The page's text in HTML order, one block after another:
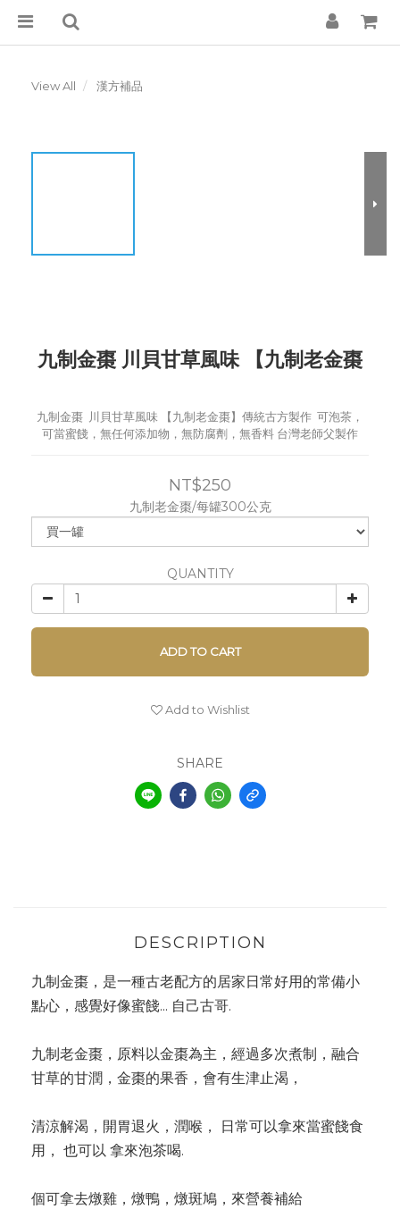
View All 漢方補品
九制金棗 川貝甘草風味 【九制老金棗
九制金棗  川貝甘草風味 【九制老金棗】傳統古方製作  可泡茶，
可當蜜餞，無任何添加物，無防腐劑，無香料 台灣老師父製作
NT$250
九制老金棗/每罐300公克
QUANTITY
ADD TO CART
Add to Wishlist
SHARE
DESCRIPTION
九制金棗，是一種古老配方的居家日常好用的常備小
點心，感覺好像蜜餞... 自己古哥.
九制老金棗，原料以金棗為主，經過多次煮制，融合
甘草的甘潤，金棗的果香，會有生津止渴，
清涼解渴，開胃退火，潤喉， 日常可以拿來當蜜餞食
用， 也可以 拿來泡茶喝.
個可拿去燉雞，燉鴨，燉斑鳩，來營養補給